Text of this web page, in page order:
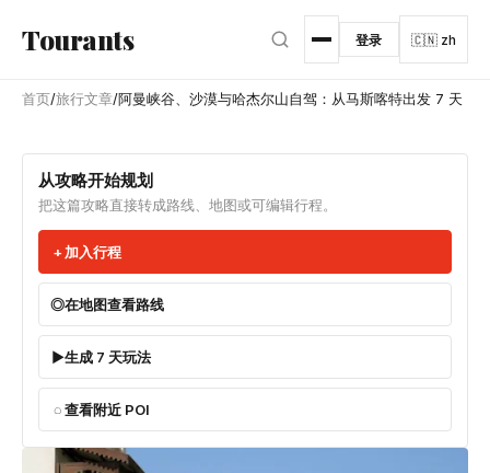
Tourants 登录 🇨🇳 zh
首页/旅行文章/阿曼峡谷、沙漠与哈杰尔山自驾：从马斯喀特出发 7 天
从攻略开始规划
把这篇攻略直接转成路线、地图或可编辑行程。
加入行程
在地图查看路线
生成 7 天玩法
查看附近 POI